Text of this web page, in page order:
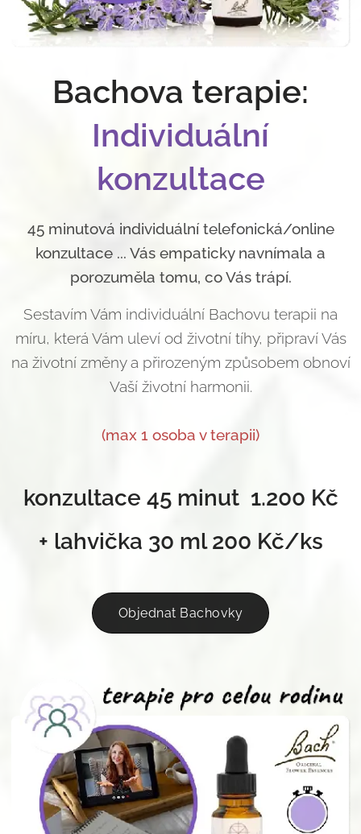
Bachova terapie:
Individuální
konzultace
45 minutová individuální telefonická/online
konzultace ... Vás empaticky navnímala a
porozuměla tomu, co Vás trápí.
Sestavím Vám individuální Bachovu terapii na
míru, která Vám uleví od životní tíhy, připraví Vás
na životní změny a přirozeným způsobem obnoví
Vaší životní harmonii.
(max 1 osoba v terapii)
konzultace 45 minut 1.200 Kč
+ lahvička 30 ml 200 Kč/ks
Objednat Bachovky